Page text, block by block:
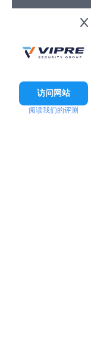
访问网站
阅读我们的评测